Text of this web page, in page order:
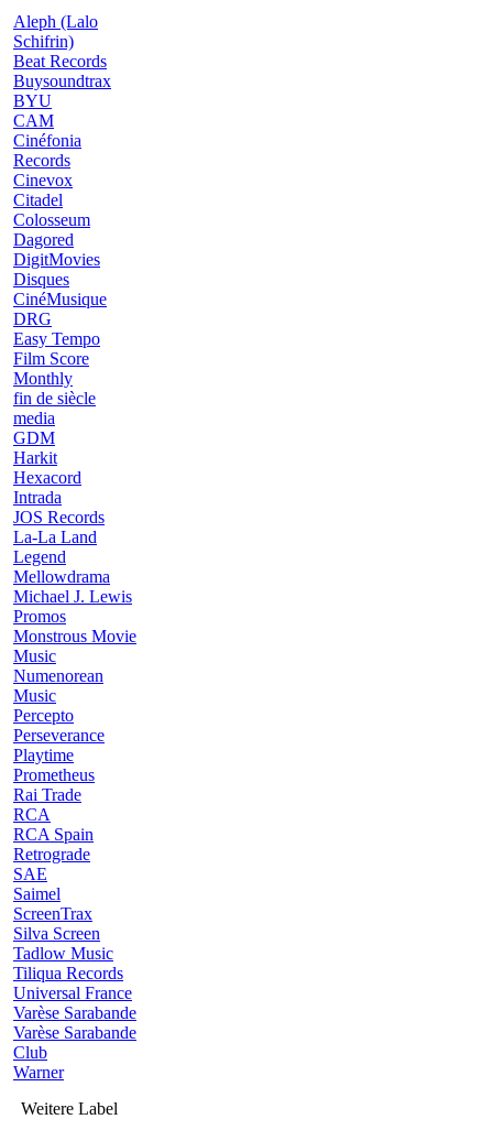
Aleph (Lalo
Schifrin)
Beat Records
Buysoundtrax
BYU
CAM
Cinéfonia
Records
Cinevox
Citadel
Colosseum
Dagored
DigitMovies
Disques
CinéMusique
DRG
Easy Tempo
Film Score
Monthly
fin de siècle
media
GDM
Harkit
Hexacord
Intrada
JOS Records
La-La Land
Legend
Mellowdrama
Michael J. Lewis
Promos
Monstrous Movie
Music
Numenorean
Music
Percepto
Perseverance
Playtime
Prometheus
Rai Trade
RCA
RCA Spain
Retrograde
SAE
Saimel
ScreenTrax
Silva Screen
Tadlow Music
Tiliqua Records
Universal France
Varèse Sarabande
Varèse Sarabande
Club
Warner
Weitere Label